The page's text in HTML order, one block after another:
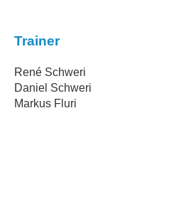
Trainer
René Schweri
Daniel Schweri
Markus Fluri